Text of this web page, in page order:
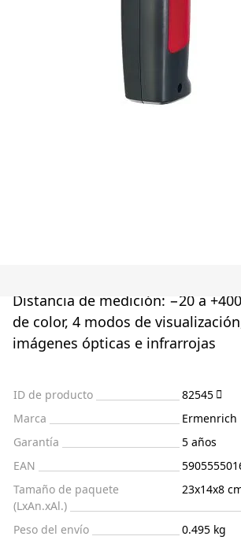
Distancia de medición: −20 a
de color, 4 modos de
imágenes ópticas e infrarrojas
ID de producto
82545
Marca
Ermenrich
Garantía
5 años
EAN
Tamaño de paquete
(LxAn.xAl.)
23x14x8
Peso del envío 0.495 kg